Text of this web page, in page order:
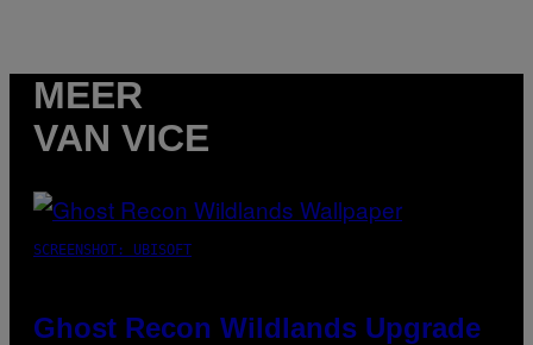
MEER
VAN VICE
SCREENSHOT: UBISOFT
Ghost Recon Wildlands Upgrade